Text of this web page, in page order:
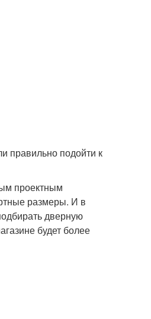
правильно подойти к
проектным
размеры. И в
дверную
будет более